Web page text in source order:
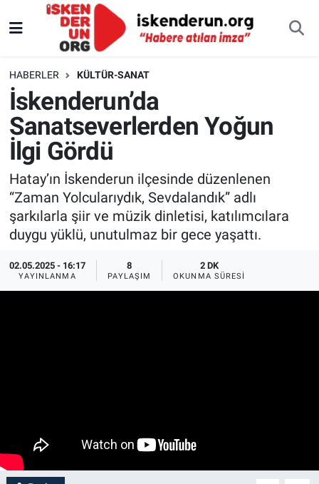
HABERLER KÜLTÜR-SANAT
İskenderun’da
Sanatseverlerden Yoğun
İlgi Gördü
Hatay’ın İskenderun ilçesinde düzenlenen
“Zaman Yolcularıydık, Sevdalandık” adlı
şarkılarla şiir ve müzik dinletisi, katılımcılara
duygu yüklü, unutulmaz bir gece yaşattı.
02.05.2025 - 16:17
YAYINLANMA
8
PAYLAŞIM
2 DK
OKUNMA SÜRESI